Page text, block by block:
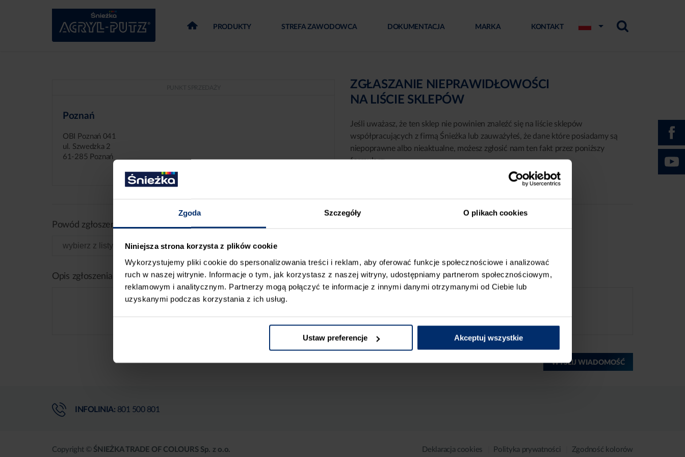
Zgoda Szczegóły O plikach cookies
Niniejsza strona korzysta z plików cookie
Wykorzystujemy pliki cookie do spersonalizowania treści i reklam, aby oferować funkcje społecznościowe i analizować
ruch w naszej witrynie. Informacje o tym, jak korzystasz z naszej witryny, udostępniamy partnerom społecznościowym,
reklamowym i analitycznym. Partnerzy mogą połączyć te informacje z innymi danymi otrzymanymi od Ciebie lub
uzyskanymi podczas korzystania z ich usług.
Ustaw preferencje Akceptuj wszystkie
PRODUKTY STREFA ZAWODOWCA DOKUMENTACJA MARKA KONTAKT
Poznań
OBI Poznań 041
ul. Szwedzka 2
61-285 Poznań
ZGŁASZANIE NIEPRAWIDŁOWOŚCI
NA LIŚCIE SKLEPÓW
Jeśli uważasz, że ten sklep nie powinien znaleźć się na liście sklepów
współpracujących z firmą Śnieżka lub zauważyłeś, że dane które posiadamy są
niepoprawne albo nieaktualne, możesz zgłosić nam ten fakt przez poniższy
formularz:
Powód zgłoszenia
Opis zgłoszenia
WYŚLIJ WIADOMOŚĆ
INFOLINIA: 801 500 801
Copyright © ŚNIEŻKA TRADE OF COLOURS Sp. z o.o. Deklaracja cookies Polityka prywatności Zgodność kolorów